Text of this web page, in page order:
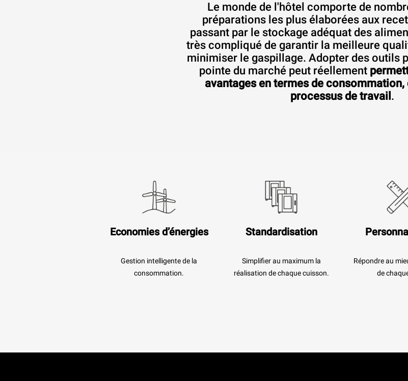
Le monde de l'hôtel comporte de
préparations les plus élaborées aux
passant par le stockage adéquat des
très compliqué de garantir la meilleure
minimiser le gaspillage. Adopter des outils
pointe du marché peut réellement
avantages en termes de consommation,
processus de travail .
Economies d’énergies
Gestion intelligente de la
consommation.
Standardisation
Simplifier au maximum la
réalisation de chaque cuisson.
Répondre au
de